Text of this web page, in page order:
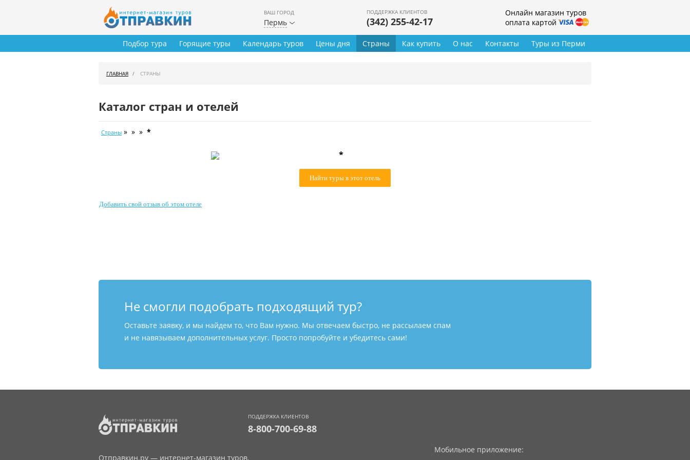
ВАШ ГОРОД
Пермь
ПОДДЕРЖКА КЛИЕНТОВ
(342) 255-42-17
Онлайн магазин туров
оплата картой
Туры из Перми
Подбор тура Горящие туры Календарь туров Цены дня Страны Как купить О нас Контакты
ГЛАВНАЯ СТРАНЫ
Каталог стран и отелей
Страны » » » *
*
Найти туры в этот отель
Добавить свой отзыв об этом отеле
Не смогли подобрать подходящий тур?
Оставьте заявку, и мы найдем то, что Вам нужно. Мы отвечаем быстро, не рассылаем спам
и не навязываем дополнительных услуг. Просто попробуйте и убедитесь сами!
ПОДДЕРЖКА КЛИЕНТОВ
8-800-700-69-88
Отправкин.ру — интернет-магазин туров.
Мобильное приложение: